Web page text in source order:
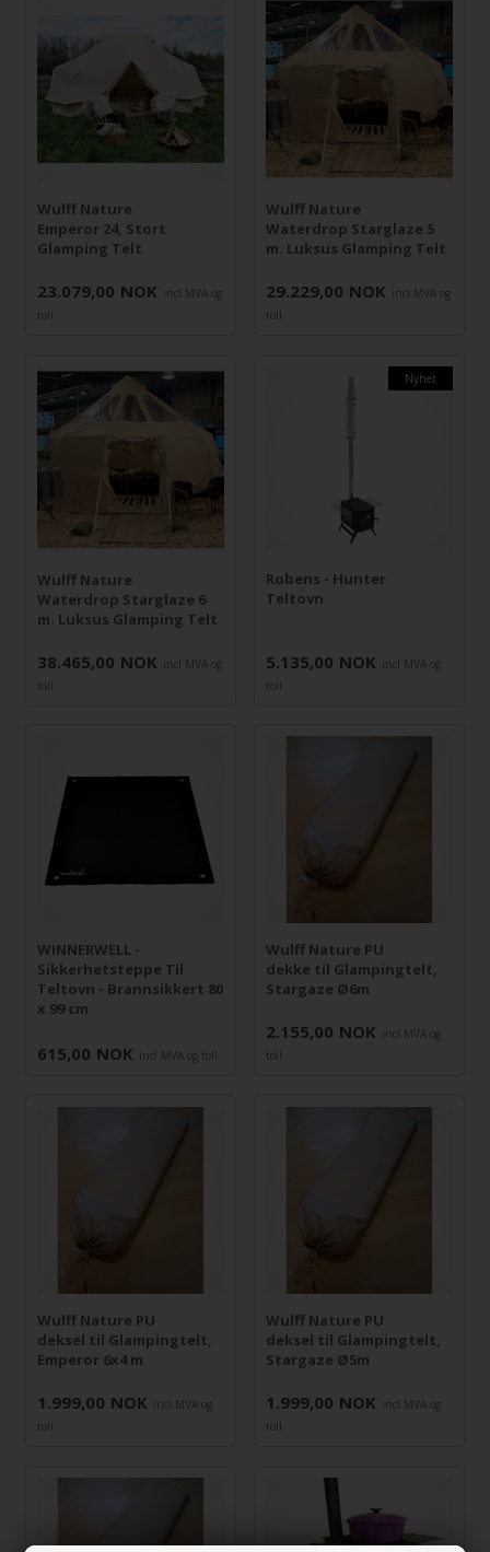
Wulff Nature
Emperor 24, Stort
Glamping Telt
23.079,00 NOK
incl MVA og
toll
Wulff Nature
Waterdrop Starglaze 5
m. Luksus Glamping Telt
29.229,00 NOK
incl MVA og
toll
Wulff Nature
Waterdrop Starglaze 6
m. Luksus Glamping Telt
38.465,00 NOK
incl MVA og
toll
Nyhet
Robens - Hunter
Teltovn
5.135,00 NOK
incl MVA og
toll
WINNERWELL -
Sikkerhetsteppe Til
Teltovn - Brannsikkert 80
x 99 cm
615,00 NOK incl MVA og toll
Wulff Nature PU
dekke til Glampingtelt,
Stargaze Ø6m
2.155,00 NOK
incl MVA og
toll
Wulff Nature PU
deksel til Glampingtelt,
Emperor 6x4 m
1.999,00 NOK
incl MVA og
toll
Wulff Nature PU
deksel til Glampingtelt,
Stargaze Ø5m
1.999,00 NOK
incl MVA og
toll